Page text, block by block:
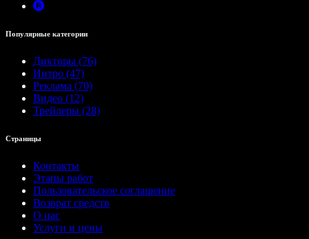
Популярные категории
Дикторы (76)
Интро (47)
Реклама (70)
Видео (12)
Трейлеры (28)
Страницы
Контакты
Этапы работ
Пользовательское соглашение
Возврат средств
О нас
Услуги и цены